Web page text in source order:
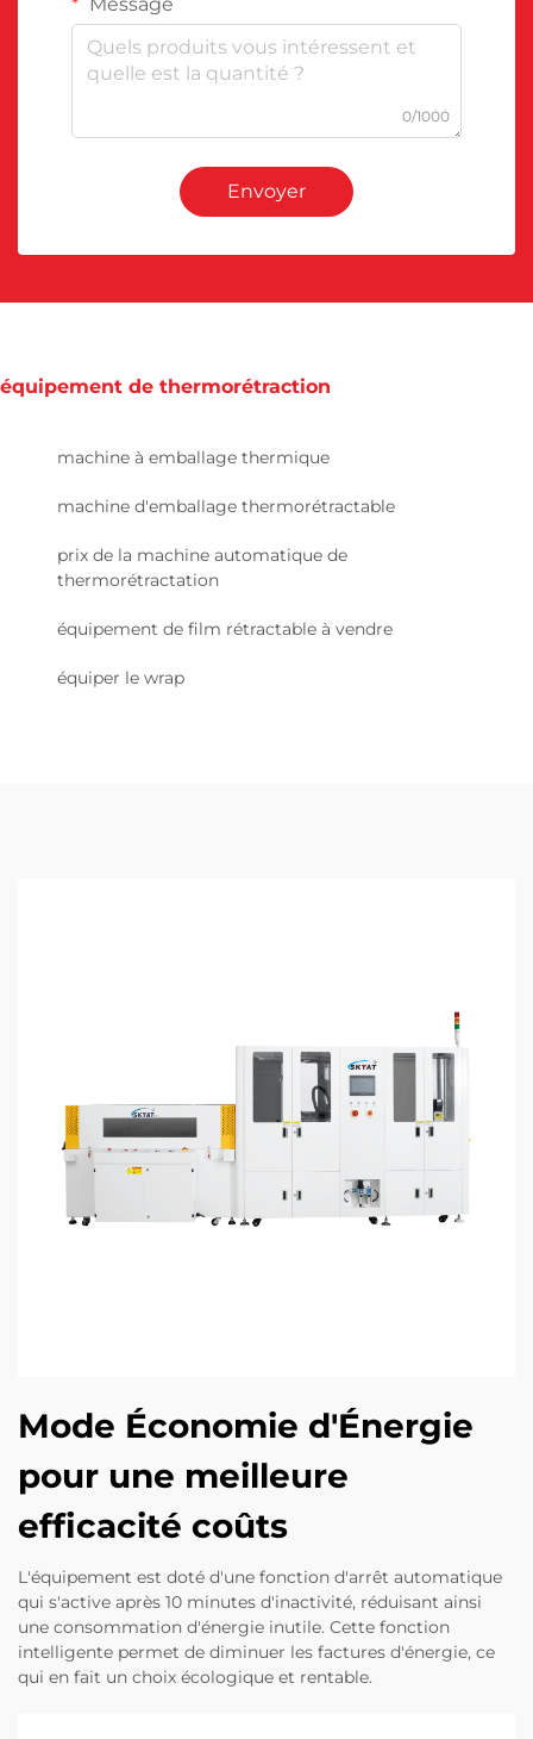
0/1000
Envoyer
équipement de thermorétraction
machine à emballage thermique
machine d'emballage thermorétractable
prix de la machine automatique de
thermorétractation
équipement de film rétractable à vendre
équiper le wrap
Mode Économie d'Énergie
pour une meilleure
efficacité coûts
L'équipement est doté d'une fonction d'arrêt automatique
qui s'active après 10 minutes d'inactivité, réduisant ainsi
une consommation d'énergie inutile. Cette fonction
intelligente permet de diminuer les factures d'énergie, ce
qui en fait un choix écologique et rentable.